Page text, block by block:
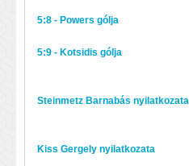
5:8 - Powers gólja
5:9 - Kotsidis gólja
Steinmetz Barnabás nyilatkozata
Kiss Gergely nyilatkozata